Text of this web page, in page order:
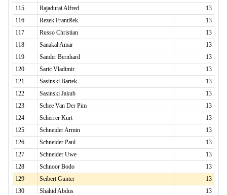
115
Rajadurai Alfred
13
116
Rezek František
13
117
Russo Christian
13
118
Sanakal Amar
13
119
Sander Bernhard
13
120
Saric Vladimir
13
121
Sasinski Bartek
13
122
Sasinski Jakub
13
123
Schee Van Der Pim
13
124
Scherrer Kurt
13
125
Schneider Armin
13
126
Schneider Paul
13
127
Schneider Uwe
13
128
Schnoor Bodo
13
129
Seibert Gunter
13
130
Shahid Abdus
13